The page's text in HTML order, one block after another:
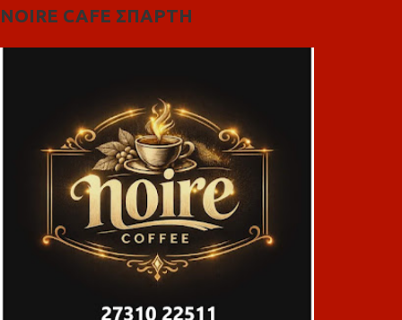
NOIRE CAFE ΣΠΑΡΤΗ